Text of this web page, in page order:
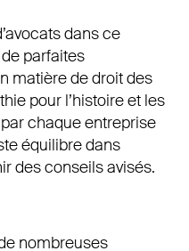
dans ce
parfaites
matière de droit des
pour l’histoire et les
chaque entreprise
équilibre dans
des conseils avisés.
nombreuses